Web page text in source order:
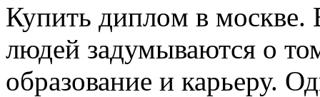
Купить диплoм в
людей задумываются о
образование и карьеру.